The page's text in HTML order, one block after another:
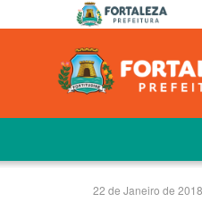
22 de Janeiro de